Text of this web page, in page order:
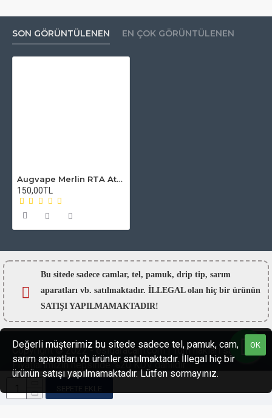
SON GÖRÜNTÜLENEN EN ÇOK GÖRÜNTÜLENEN
Augvape Merlin RTA Atomizer Camı
150,00TL
Bu sitede sadece camlar, tel, pamuk, drip tip, sarım
aparatları vb. satılmaktadır. İLLEGAL olan hiç bir ürünün
SATIŞI YAPILMAMAKTADIR!
Copyright © 2022 - esigaracam.com | Tüm hakları saklıdır.
Fiyatlarımızın hepsinde %20 KDV dahildir.
OK
Değerli müşterimiz bu sitede sadece tel, pamuk, cam,
sarım aparatları vb ürünler satılmaktadır. İllegal hiç bir
ürünün satışı yapılmamaktadır. Lütfen sormayınız.